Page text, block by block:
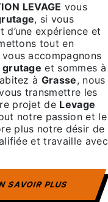
LEVAGE vous
, si vous
d’une expérience et
tout en
accompagnons
grutage et sommes à
à Grasse, nous
transmettre les
projet de Levage
notre passion et le
plus notre désir de
et travaille avec
SAVOIR PLUS